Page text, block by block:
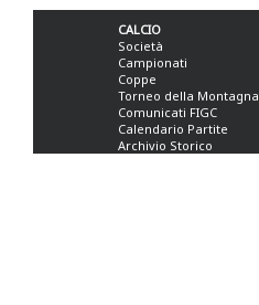
CALCIO
Società
Campionati
Coppe
Torneo della Montagna
Comunicati FIGC
Calendario Partite
Archivio Storico